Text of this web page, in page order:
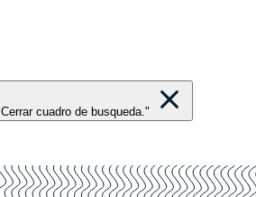
Cerrar cuadro de busqueda."